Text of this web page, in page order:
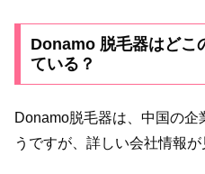
Donamo 脱毛器はどこ
ている？
Donamo脱毛器は、中国の企
うですが、詳しい会社情報が